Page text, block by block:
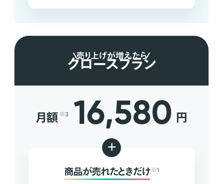
売り上げが増えたら
グロースプラン
月額 ※3 16,580 円
+
商品が売れたときだけ ※1